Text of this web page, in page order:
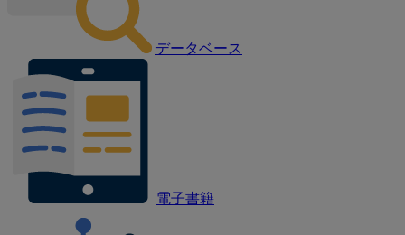
データベース
電子書籍